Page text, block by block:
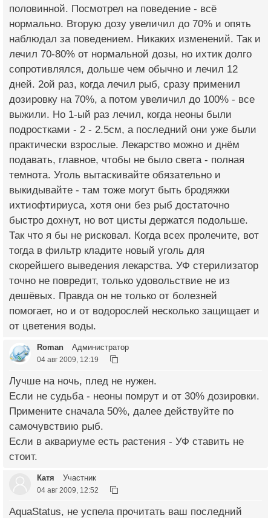
половинной. Посмотрел на поведение - всё
нормально. Вторую дозу увеличил до 70% и опять
наблюдал за поведением. Никаких изменений. Так и
лечил 70-80% от нормальной дозы, но ихтик долго
сопротивлялся, дольше чем обычно и лечил 12
дней. 2ой раз, когда лечил рыб, сразу применил
дозировку на 70%, а потом увеличил до 100% - все
выжили. Но 1-ый раз лечил, когда неоны были
подростками - 2 - 2.5см, а последний они уже были
практически взрослые. Лекарство можно и днём
подавать, главное, чтобы не было света - полная
темнота. Уголь вытаскивайте обязательно и
выкидывайте - там тоже могут быть бродяжки
ихтиофтириуса, хотя они без рыб достаточно
быстро дохнут, но вот цисты держатся подольше.
Так что я бы не рисковал. Когда всех пролечите, вот
тогда в фильтр кладите новый уголь для
скорейшего выведения лекарства. УФ стерилизатор
точно не повредит, только удовольствие не из
дешёвых. Правда он не только от болезней
помогает, но и от водорослей несколько защищает и
от цветения воды.
Roman Администратор
04 авг 2009, 12:19
Лучше на ночь, плед не нужен.
Если не судьба - неоны помрут и от 30% дозировки.
Примените сначала 50%, далее действуйте по
самочувствию рыб.
Если в аквариуме есть растения - УФ ставить не
стоит.
Катя Участник
04 авг 2009, 12:52
AquaStatus, не успела прочитать ваш последний